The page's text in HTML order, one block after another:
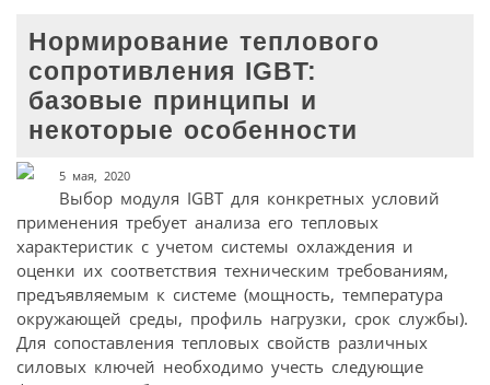
Нормирование теплового
сопротивления IGBT:
базовые принципы и
некоторые особенности
5 мая, 2020
Выбор модуля IGBT для конкретных условий
применения требует анализа его тепловых
характеристик с учетом системы охлаждения и
оценки их соответствия техническим требованиям,
предъявляемым к системе (мощность, температура
окружающей среды, профиль нагрузки, срок службы).
Для сопоставления тепловых свойств различных
силовых ключей необходимо учесть следующие